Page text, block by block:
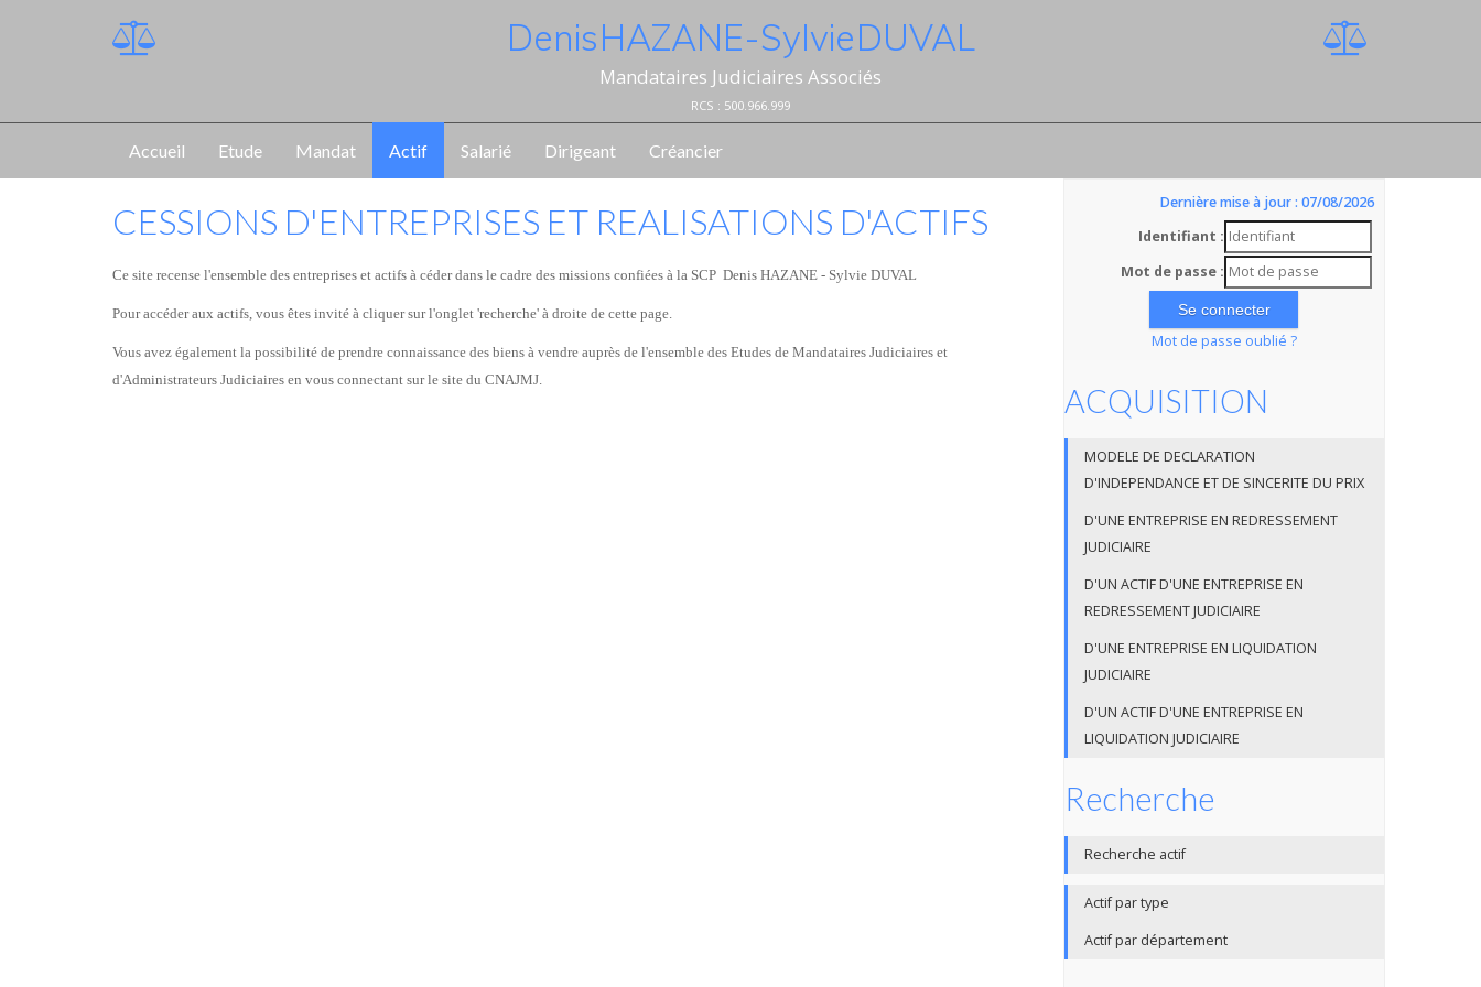
Denis HAZANE - Sylvie DUVAL
Mandataires Judiciaires Associés
RCS : 500.966.999
Accueil Etude Mandat Actif Salarié Dirigeant Créancier
CESSIONS D'ENTREPRISES ET REALISATIONS D'ACTIFS
Ce site recense l'ensemble des entreprises et actifs à céder dans le cadre des missions confiées à la SCP Denis HAZANE - Sylvie DUVAL
Pour accéder aux actifs, vous êtes invité à cliquer sur l'onglet 'recherche' à droite de cette page.
Vous avez également la possibilité de prendre connaissance des biens à vendre auprès de l'ensemble des Etudes de Mandataires Judiciaires et
d'Administrateurs Judiciaires en vous connectant sur le site du CNAJMJ.
Dernière mise à jour : 07/08/2026
Identifiant :
Mot de passe :
Mot de passe oublié ?
ACQUISITION
MODELE DE DECLARATION
D'INDEPENDANCE ET DE SINCERITE DU PRIX
D'UNE ENTREPRISE EN REDRESSEMENT
JUDICIAIRE
D'UN ACTIF D'UNE ENTREPRISE EN
REDRESSEMENT JUDICIAIRE
D'UNE ENTREPRISE EN LIQUIDATION
JUDICIAIRE
D'UN ACTIF D'UNE ENTREPRISE EN
LIQUIDATION JUDICIAIRE
Recherche
Recherche actif
Actif par type
Actif par département